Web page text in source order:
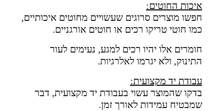
איכות החוטים:
חפשו מוצרים סרוגים שעשויים מחוטים איכותיים,
כמו חוטי טריקו רכים או חוטים אורגניים.
חומרים אלו יהיו רכים למגע, נעימים לעור
התינוק, ולא יגרמו לאלרגיות.
עבודת יד מקצועית:
בדקו שהמוצר עשוי בעבודת יד מקצועית, דבר
שמבטיח עמידות לאורך זמן.